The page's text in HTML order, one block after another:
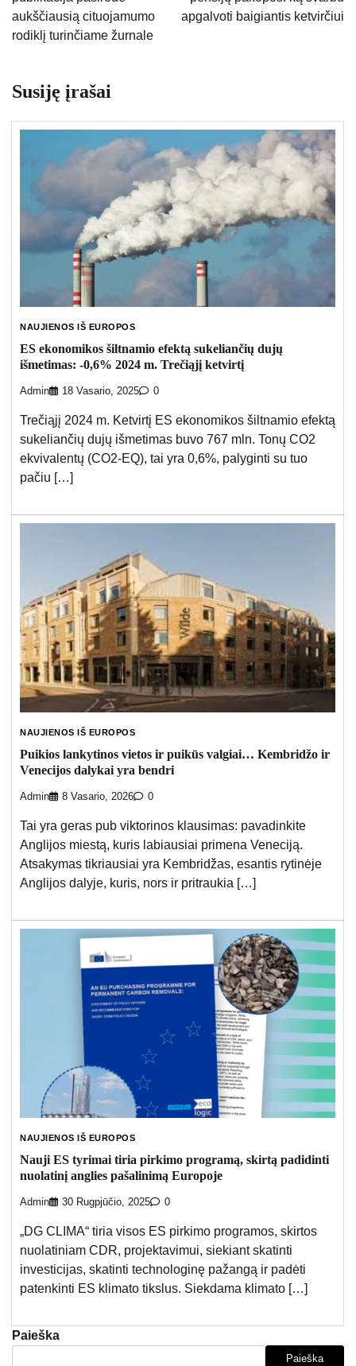
aukščiausią cituojamumo
rodiklį turinčiame žurnale
apgalvoti baigiantis ketvirčiui
Susiję įrašai
NAUJIENOS IŠ EUROPOS
ES ekonomikos šiltnamio efektą sukeliančių dujų
išmetimas: -0,6% 2024 m. Trečiąjį ketvirtį
Admin 18 Vasario, 2025 0
Trečiąjį 2024 m. Ketvirtį ES ekonomikos šiltnamio efektą
sukeliančių dujų išmetimas buvo 767 mln. Tonų CO2
ekvivalentų (CO2-EQ), tai yra 0,6%, palyginti su tuo
pačiu […]
NAUJIENOS IŠ EUROPOS
Puikios lankytinos vietos ir puikūs valgiai… Kembridžo ir
Venecijos dalykai yra bendri
Admin 8 Vasario, 2026 0
Tai yra geras pub viktorinos klausimas: pavadinkite
Anglijos miestą, kuris labiausiai primena Veneciją.
Atsakymas tikriausiai yra Kembridžas, esantis rytinėje
Anglijos dalyje, kuris, nors ir pritraukia […]
NAUJIENOS IŠ EUROPOS
Nauji ES tyrimai tiria pirkimo programą, skirtą padidinti
nuolatinį anglies pašalinimą Europoje
Admin 30 Rugpjūčio, 2025 0
„DG CLIMA“ tiria visos ES pirkimo programos, skirtos
nuolatiniam CDR, projektavimui, siekiant skatinti
investicijas, skatinti technologinę pažangą ir padėti
patenkinti ES klimato tikslus. Siekdama klimato […]
Paieška
Paieška